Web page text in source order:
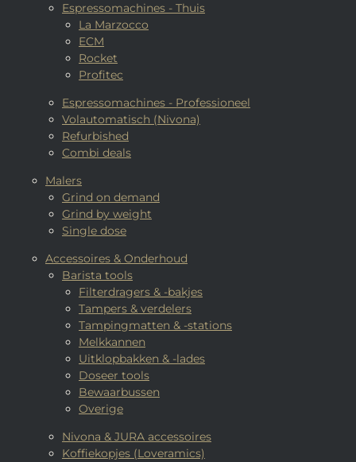
Espressomachines - Thuis
La Marzocco
ECM
Rocket
Profitec
Espressomachines - Professioneel
Volautomatisch (Nivona)
Refurbished
Combi deals
Malers
Grind on demand
Grind by weight
Single dose
Accessoires & Onderhoud
Barista tools
Filterdragers & -bakjes
Tampers & verdelers
Tampingmatten & -stations
Melkkannen
Uitklopbakken & -lades
Doseer tools
Bewaarbussen
Overige
Nivona & JURA accessoires
Koffiekopjes (Loveramics)